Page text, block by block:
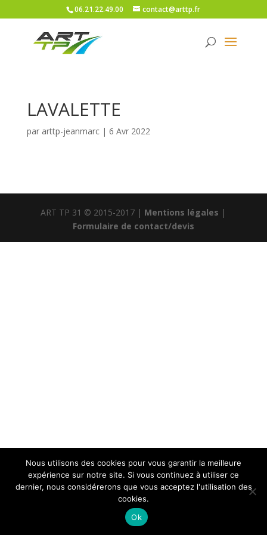
06.21.22.49.00 contact@arttp.fr
LAVALETTE
par arttp-jeanmarc| 6 Avr 2022
ART TP 31 © 2015-2017 | Mentions légales |
Formulaire de contact/devis
Nous utilisons des cookies pour vous garantir la meilleure
expérience sur notre site. Si vous continuez à utiliser ce
dernier, nous considérerons que vous acceptez l'utilisation des
cookies.
Ok